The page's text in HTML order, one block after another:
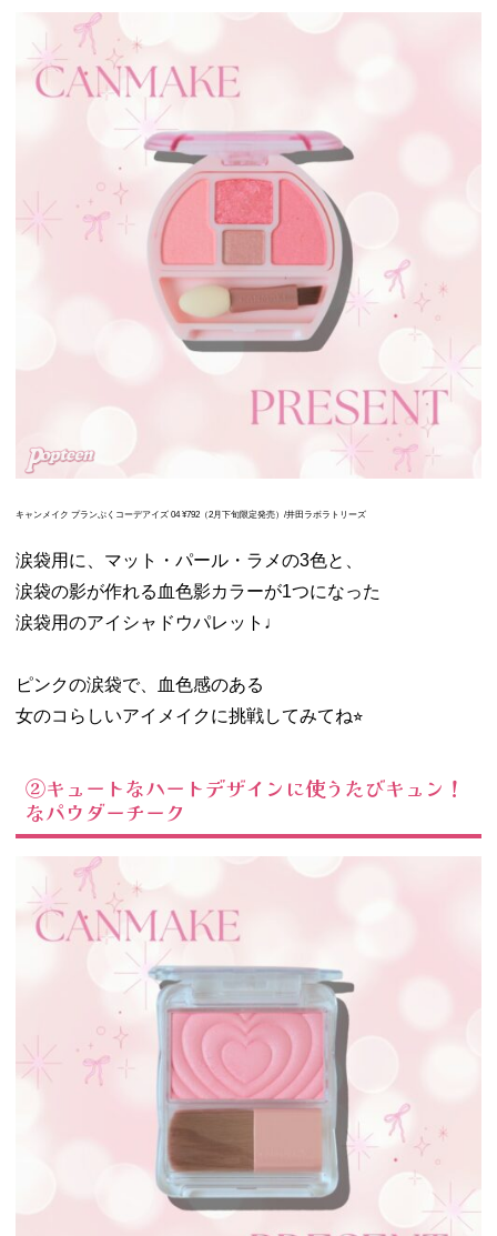
キャンメイク プランぷくコーデアイズ 04 ¥792（2月下旬限定発売）/井田ラボラトリーズ
涙袋用に、マット・パール・ラメの3色と、
涙袋の影が作れる血色影カラーが1つになった
涙袋用のアイシャドウパレット♩
ピンクの涙袋で、血色感のある
女のコらしいアイメイクに挑戦してみてね⭐︎
②キュートなハートデザインに使うたびキュン！
なパウダーチーク